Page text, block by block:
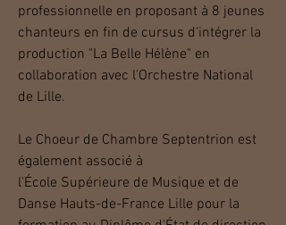
professionnelle en proposant à 8 jeunes
chanteurs en fin de cursus d'intégrer la
production "La Belle Hélène" en
collaboration avec l'Orchestre National
de Lille.
Le Choeur de Chambre Septentrion est
également associé à
l'École Supérieure de Musique et de
Danse Hauts-de-France Lille pour la